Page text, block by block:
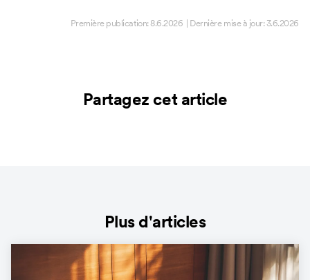
Première publication:8.6.2026 | Dernière mise à jour:3.6.2026
Partagez cet article
Plus d'articles